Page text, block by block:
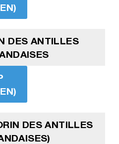
DES ANTILLES
DES ANTILLES